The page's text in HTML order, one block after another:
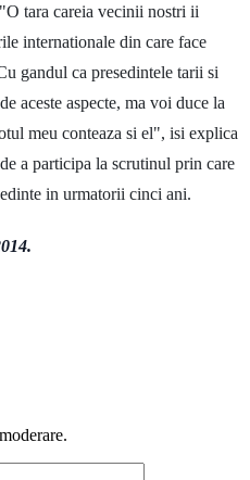
tara careia vecinii nostri ii
internationale din care face
gandul ca presedintele tarii si
aceste aspecte, ma voi duce la
meu conteaza si el", isi explica
a participa la scrutinul prin care
in urmatorii cinci ani.